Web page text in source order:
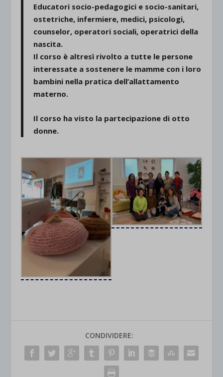
Educatori socio-pedagogici e socio-sanitari,
ostetriche, infermiere, medici, psicologi,
counselor, operatori sociali, operatrici della
nascita.
Il corso è altresì rivolto a tutte le persone
interessate a sostenere le mamme con i loro
bambini nella pratica dell’allattamento
materno.
Il corso ha visto la partecipazione di otto
donne.
CONDIVIDERE: